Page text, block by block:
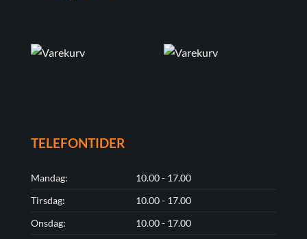
TELEFONTIDER
Mandag:
10.00 - 17.00
Tirsdag:
10.00 - 17.00
Onsdag:
10.00 - 17.00